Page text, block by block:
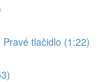
tlačidlo (1:22)